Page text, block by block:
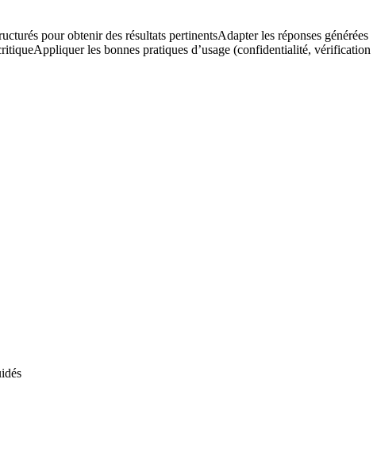
pour obtenir des résultats pertinentsAdapter les réponses générées
Appliquer les bonnes pratiques d’usage (confidentialité, vérification